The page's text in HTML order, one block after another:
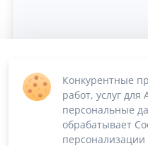
Конкурентные
работ, услуг
персональные
обрабатывает
персонализации